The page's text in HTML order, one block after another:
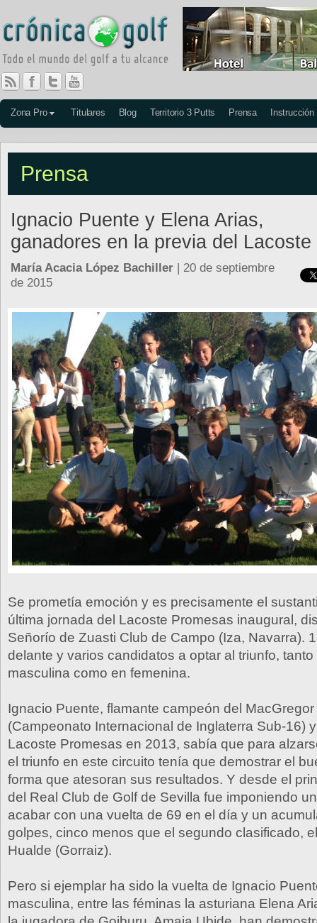
Zona Pro Titulares Blog Territorio 3 Putts Prensa Instrucción
Prensa
Ignacio Puente y Elena Arias,
ganadores en la previa del
María Acacia López Bachiller | 20 de septiembre
de 2015
Se prometía emoción y es precisamente el
última jornada del Lacoste Promesas inaugural,
Señorío de Zuasti Club de Campo (Iza, Navarra).
delante y varios candidatos a optar al triunfo,
masculina como en femenina.
Ignacio Puente, flamante campeón del
(Campeonato Internacional de Inglaterra Sub-16)
Lacoste Promesas en 2013, sabía que para
el triunfo en este circuito tenía que demostrar el
forma que atesoran sus resultados. Y desde el
del Real Club de Golf de Sevilla fue imponiendo
acabar con una vuelta de 69 en el día y un
golpes, cinco menos que el segundo clasificado,
Hualde (Gorraiz).
Pero si ejemplar ha sido la vuelta de Ignacio
masculina, entre las féminas la asturiana Elena